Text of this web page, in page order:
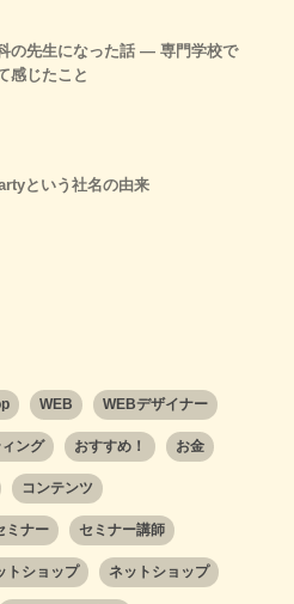
の先生になった話 ― 専門学校で
感じたこと
という社名の由来
WEB WEBデザイナー
ング おすすめ！ お金
コンテンツ
ミナー セミナー講師
トショップ ネットショップ